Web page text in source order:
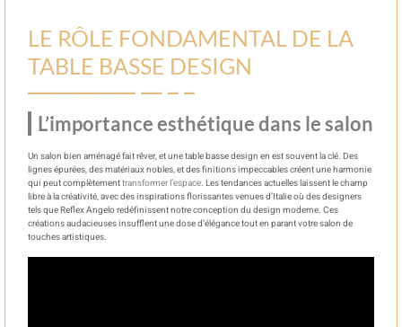
LE RÔLE FONDAMENTAL DE LA
TABLE BASSE DESIGN
L’importance esthétique dans le salon
Un salon bien aménagé fait rêver, et une table basse design en est souvent la clé. Des
lignes épurées, des matériaux nobles, et des finitions impeccables créent une harmonie
qui peut complètementtransformer l’espace. Les tendances actuelles laissent le champ
libre à la créativité, avec des inspirations florissantes venues d’Italie où des designers
tels que Reflex Angelo redéfinissent notre conception du design moderne. Ces
créations audacieuses insufflent une dose d’élégance tout en parant votre salon de
touches artistiques.